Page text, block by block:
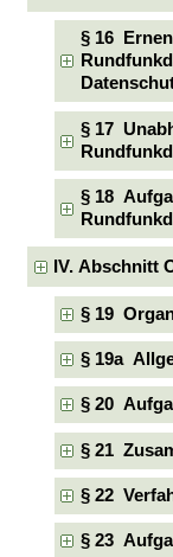
§ 16
§ 17
§ 18
IV. Abschnitt
§ 19
§ 19a
§ 20
§ 21
§ 22
§ 23